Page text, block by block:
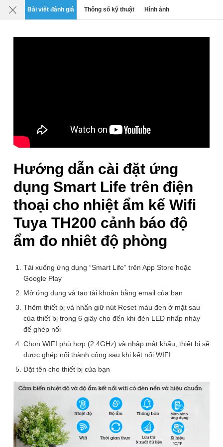
Mô tả Chi tiết Đánh giá SP liên quan
Bài viết đánh giá Thông số kỹ thuật Hình ảnh
Hướng dẫn cài đặt ứng
dụng Smart Life trên điện
thoại cho nhiệt ẩm kế Wifi
Tuya TH200 cảnh báo độ
ẩm đo nhiêt độ phòng
Tải xuống ứng dụng “Smart Life” trên App Store hoặc
Google Play
Mở ứng dụng và tạo tài khoản bằng email của bạn
Thêm thiết bị và nhấn giữ nút Reset màu đen ở mặt sau
của thiết bị trong 6 giây cho đến khi đèn LED nhấp nháy
để ghép nối
Chọn WIFI phù hợp (2.4GHz) và nhập mật khẩu, thiết bị sẽ
được ghép nối thành công sau khi kết nối WIFI
Đặt tên cho thiết bị của bạn
1/ 12
Để lại thông tin, chúng tôi sẽ tư vấn sớm nhất. Hoàn Toàn Miễn Phí,
Không Mua Cũng Không Sao
SĐT
(Required)
Miễn phí ship đơn hàng >1.000.000đ
Giao hàng nội thành Hà Nội 24h, giao hỏa tốc Grab
Nhiệt ẩm kế Wifi Tuya TH200 cảnh báo
đo nhiệt độ độ ẩm phòng RM Pro-